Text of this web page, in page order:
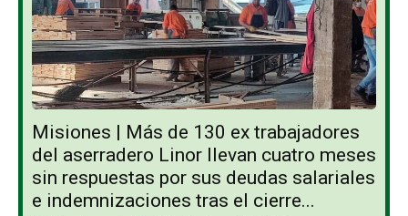
Misiones | Más de 130 ex trabajadores
del aserradero Linor llevan cuatro meses
sin respuestas por sus deudas salariales
e indemnizaciones tras el cierre...